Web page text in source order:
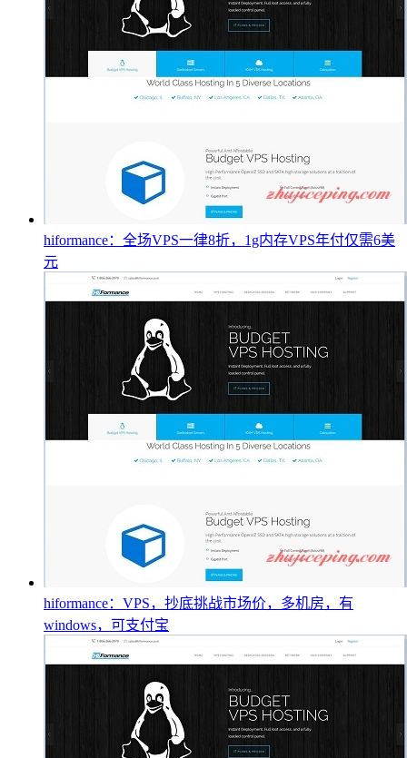
hiformance：全场VPS一律8折，1g内存VPS年付仅需6美
元
hiformance：VPS，抄底挑战市场价，多机房，有
windows，可支付宝